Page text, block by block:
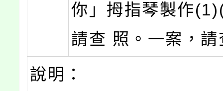
你」拇指琴製作
請查 照。一案，請
說明：